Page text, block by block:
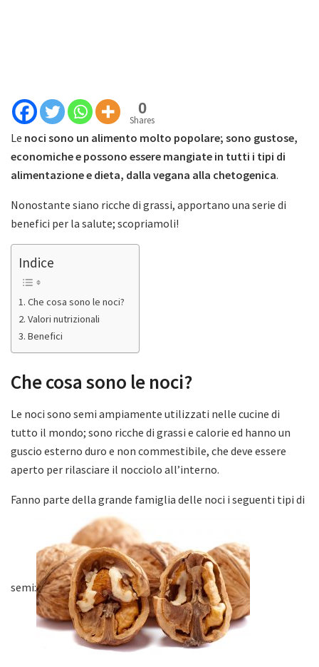
0
Shares
Le noci sono un alimento molto popolare; sono gustose,
economiche e possono essere mangiate in tutti i tipi di
alimentazione e dieta, dalla vegana alla chetogenica.
Nonostante siano ricche di grassi, apportano una serie di
benefici per la salute; scopriamoli!
Indice
Che cosa sono le noci?
Valori nutrizionali
Benefici
Che cosa sono le noci?
Le noci sono semi ampiamente utilizzati nelle cucine di
tutto il mondo; sono ricche di grassi e calorie ed hanno un
guscio esterno duro e non commestibile, che deve essere
aperto per rilasciare il nocciolo all’interno.
Fanno parte della grande famiglia delle noci i seguenti tipi di
semi: